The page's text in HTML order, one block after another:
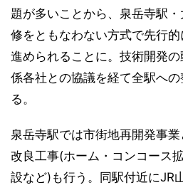
題が多いことから、泉岳寺駅
修をともなわない方式で先行
進められることに。技術開発
係各社との協議を経て全駅へ
る。
泉岳寺駅では市街地再開発事
改良工事(ホーム・コンコース
設など)も行う。同駅付近にJR